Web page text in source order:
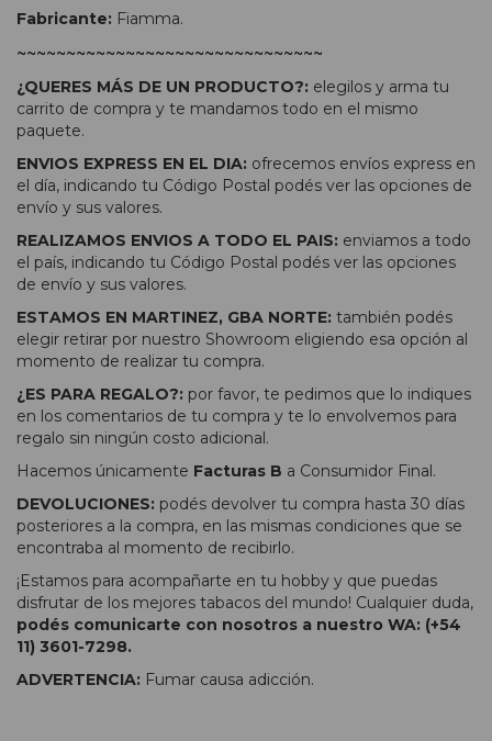
Fabricante: Fiamma.
~~~~~~~~~~~~~~~~~~~~~~~~~~~~~~~
¿QUERES MÁS DE UN PRODUCTO?: elegilos y arma tu
carrito de compra y te mandamos todo en el mismo
paquete.
ENVIOS EXPRESS EN EL DIA: ofrecemos envíos express en
el día, indicando tu Código Postal podés ver las opciones de
envío y sus valores.
REALIZAMOS ENVIOS A TODO EL PAIS: enviamos a todo
el país, indicando tu Código Postal podés ver las opciones
de envío y sus valores.
ESTAMOS EN MARTINEZ, GBA NORTE: también podés
elegir retirar por nuestro Showroom eligiendo esa opción al
momento de realizar tu compra.
¿ES PARA REGALO?: por favor, te pedimos que lo indiques
en los comentarios de tu compra y te lo envolvemos para
regalo sin ningún costo adicional.
Hacemos únicamente Facturas B a Consumidor Final.
DEVOLUCIONES: podés devolver tu compra hasta 30 días
posteriores a la compra, en las mismas condiciones que se
encontraba al momento de recibirlo.
¡Estamos para acompañarte en tu hobby y que puedas
disfrutar de los mejores tabacos del mundo! Cualquier duda,
podés comunicarte con nosotros a nuestro WA: (+54
11) 3601-7298.
ADVERTENCIA: Fumar causa adicción.